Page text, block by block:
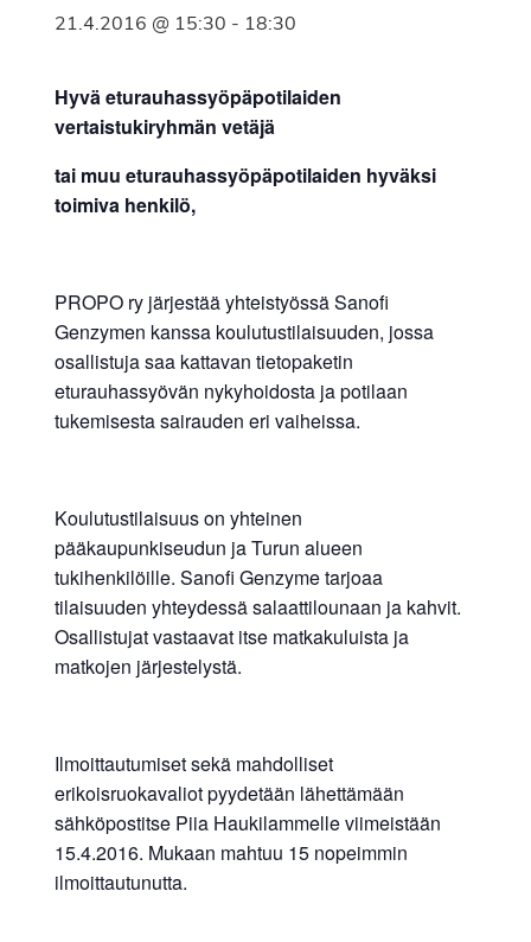
21.4.2016 @ 15:30 - 18:30
Hyvä eturauhassyöpäpotilaiden
vertaistukiryhmän vetäjä
tai muu eturauhassyöpäpotilaiden hyväksi
toimiva henkilö,
PROPO ry järjestää yhteistyössä Sanofi
Genzymen kanssa koulutustilaisuuden, jossa
osallistuja saa kattavan tietopaketin
eturauhassyövän nykyhoidosta ja potilaan
tukemisesta sairauden eri vaiheissa.
Koulutustilaisuus on yhteinen
pääkaupunkiseudun ja Turun alueen
tukihenkilöille. Sanofi Genzyme tarjoaa
tilaisuuden yhteydessä salaattilounaan ja kahvit.
Osallistujat vastaavat itse matkakuluista ja
matkojen järjestelystä.
Ilmoittautumiset sekä mahdolliset
erikoisruokavaliot pyydetään lähettämään
sähköpostitse Piia Haukilammelle viimeistään
15.4.2016. Mukaan mahtuu 15 nopeimmin
ilmoittautunutta.